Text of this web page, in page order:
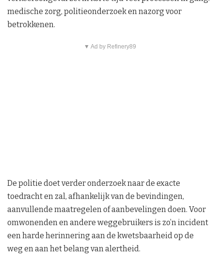
medische zorg, politieonderzoek en nazorg voor
betrokkenen.
▼ Ad by Refinery89
De politie doet verder onderzoek naar de exacte
toedracht en zal, afhankelijk van de bevindingen,
aanvullende maatregelen of aanbevelingen doen. Voor
omwonenden en andere weggebruikers is zo’n incident
een harde herinnering aan de kwetsbaarheid op de
weg en aan het belang van alertheid.